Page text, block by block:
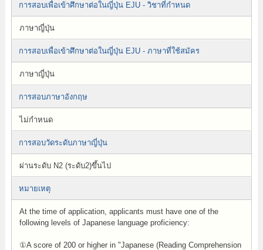
การสอบเพื่อเข้าศึกษาต่อในญี่ปุ่น EJU - วิชาที่กำหนด
ภาษาญี่ปุ่น
การสอบเพื่อเข้าศึกษาต่อในญี่ปุ่น EJU - ภาษาที่ใช้สมัคร
ภาษาญี่ปุ่น
การสอบภาษาอังกฤษ
ไม่กำหนด
การสอบวัดระดับภาษาญี่ปุ่น
ผ่านระดับ N2 (ระดับ2)ขึ้นไป
หมายเหตุ
At the time of application, applicants must have one of the
following levels of Japanese language proficiency:
①A score of 200 or higher in "Japanese (Reading Comprehension